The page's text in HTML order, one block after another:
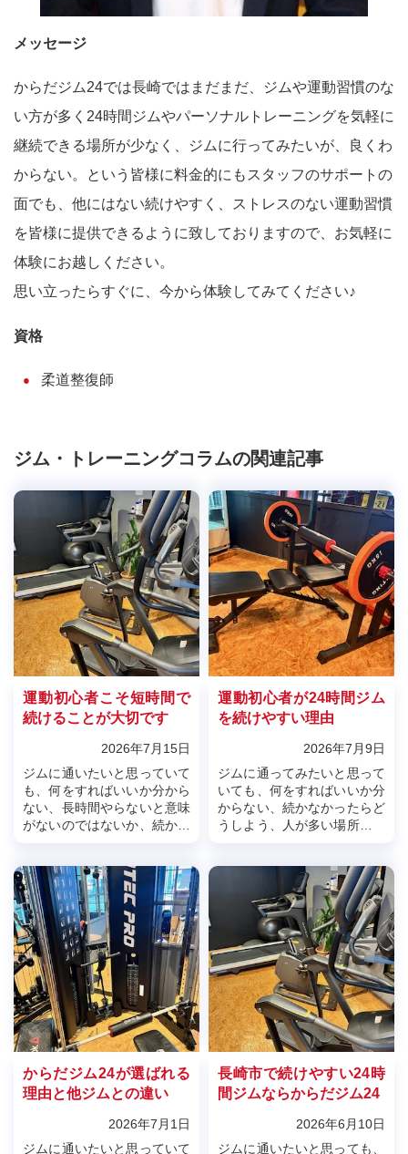
メッセージ
からだジム24では長崎ではまだまだ、ジムや運動習慣のな
い方が多く24時間ジムやパーソナルトレーニングを気軽に
継続できる場所が少なく、ジムに行ってみたいが、良くわ
からない。という皆様に料金的にもスタッフのサポートの
面でも、他にはない続けやすく、ストレスのない運動習慣
を皆様に提供できるように致しておりますので、お気軽に
体験にお越しください。
思い立ったらすぐに、今から体験してみてください♪
資格
柔道整復師
ジム・トレーニングコラムの関連記事
運動初心者こそ短時間で
続けることが大切です
2026年7月15日
ジムに通いたいと思っていて
も、何をすればいいか分から
ない、長時間やらないと意味
がないのではないか、続かな
特に運動初心者の方ほど、最
初から頑張...
運動初心者が24時間ジム
を続けやすい理由
2026年7月9日
ジムに通ってみたいと思って
いても、何をすればいいか分
からない、続かなかったらど
うしよう、人が多い場所は少
ん。特に運動初心者の方にと
って、ジム...
からだジム24が選ばれる
理由と他ジムとの違い
2026年7月1日
ジムに通いたいと思っていて
長崎市で続けやすい24時
間ジムならからだジム24
2026年6月10日
ジムに通いたいと思っても、